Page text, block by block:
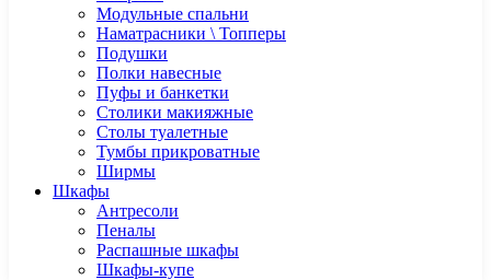
Модульные спальни
Наматрасники \ Топперы
Подушки
Полки навесные
Пуфы и банкетки
Столики макияжные
Столы туалетные
Тумбы прикроватные
Ширмы
Шкафы
Антресоли
Пеналы
Распашные шкафы
Шкафы-купе